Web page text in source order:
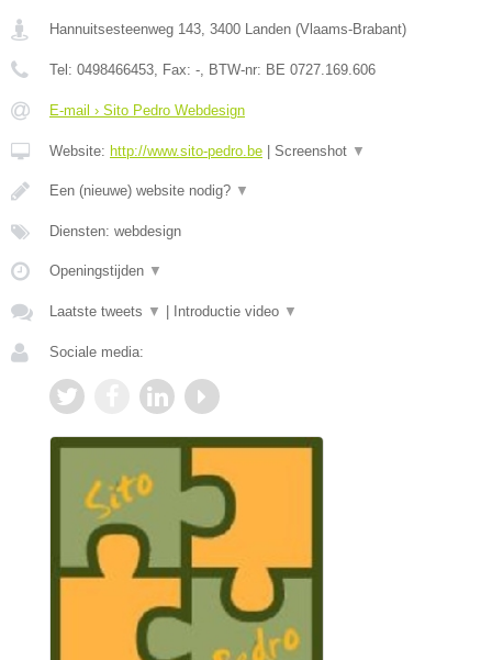
Hannuitsesteenweg 143 3400 Landen (Vlaams-Brabant)
Tel: 0498466453 , Fax: - , BTW-nr: BE 0727.169.606
E-mail › Sito Pedro Webdesign
Website: http://www.sito-pedro.be Screenshot ▼
Een (nieuwe) website nodig? ▼
Diensten: webdesign
Openingstijden ▼
Laatste tweets ▼ Introductie video ▼
Sociale media: